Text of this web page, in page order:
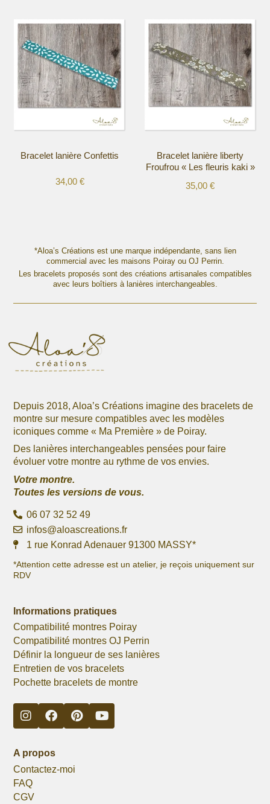
plusieurs
variations.
Les
options
peuvent
être
sur
page
plusieurs
variations.
Les
options
peuvent
être
sur
page
du
Bracelet lanière Confettis
34,00 €
variations.
options
page
Bracelet lanière liberty
Froufrou « Les fleuris kaki »
35,00€
variations.
Les
options
peuvent
*Aloa’s Créations est une marque indépendante, sans lien
commercial avec les maisons Poiray ou OJ Perrin.
Les bracelets proposés sont des créations artisanales compatibles
avec leurs boîtiers à lanières interchangeables.
Depuis 2018, Aloa’s Créations imagine des bracelets de
montre sur mesure compatibles avec les modèles
iconiques comme « Ma Première » de Poiray.
Des lanières interchangeables pensées pour faire
évoluer votre montre au rythme de vos envies.
Votre montre.
Toutes les versions de vous.
06 07 32 52 49
infos@aloascreations.fr
1 rue Konrad Adenauer 91300 MASSY*
*Attention cette adresse est un atelier, je reçois uniquement sur
RDV
Informations pratiques
Compatibilité montres Poiray
Compatibilité montres OJ Perrin
Définir la longueur de ses lanières
Entretien de vos bracelets
Pochette bracelets de montre
A propos
Contactez-moi
FAQ
CGV